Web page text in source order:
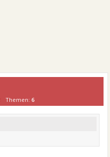
Themen:6